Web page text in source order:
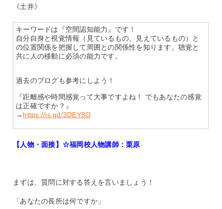
《土井》
キーワードは『空間認知能力』です！
自分自身と視覚情報（見ているもの、見えているもの）と
の位置関係を把握して周囲との関係性を知ります。聴覚と
共に人の移動に必須の能力です。
過去のブログも参考にしよう！
『距離感や時間感覚って大事ですよね！ でもあなたの感覚
は正確ですか？』
→ https://is.gd/3DEY8O
【人物・面接】☆福岡校人物講師：栗原
まずは、質問に対する答えを言いましょう！
「あなたの長所は何ですか」